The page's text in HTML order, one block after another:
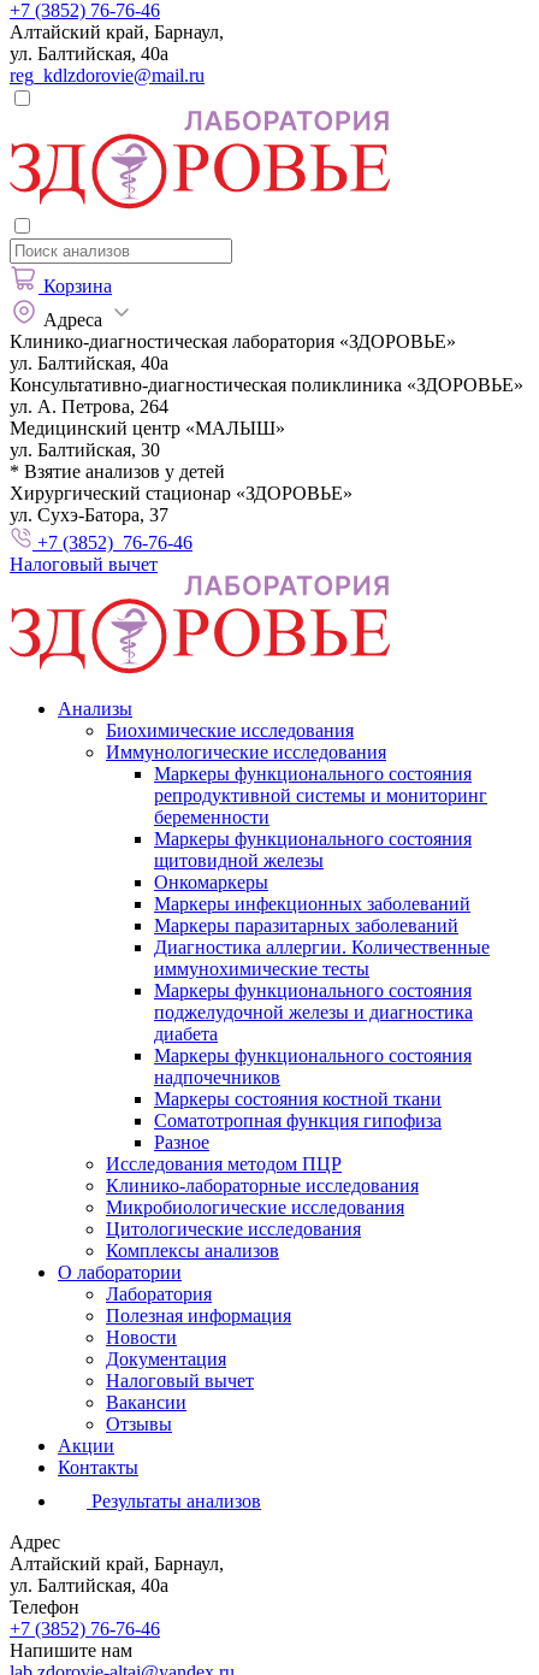
+7 (3852) 76-76-46
Алтайский край, Барнаул,
ул. Балтийская, 40а
reg_kdlzdorovie@mail.ru
Корзина
Адреса
Клинико-диагностическая лаборатория «ЗДОРОВЬЕ»
ул. Балтийская, 40а
Консультативно-диагностическая поликлиника «ЗДОРОВЬЕ»
ул. А. Петрова, 264
Медицинский центр «МАЛЫШ»
ул. Балтийская, 30
* Взятие анализов у детей
Хирургический стационар «ЗДОРОВЬЕ»
ул. Сухэ-Батора, 37
+7 (3852) 76-76-46
Налоговый вычет
Анализы
Биохимические исследования
Иммунологические исследования
Маркеры функционального состояния
репродуктивной системы и мониторинг
беременности
Маркеры функционального состояния
щитовидной железы
Онкомаркеры
Маркеры инфекционных заболеваний
Маркеры паразитарных заболеваний
Диагностика аллергии. Количественные
иммунохимические тесты
Маркеры функционального состояния
поджелудочной железы и диагностика
диабета
Маркеры функционального состояния
надпочечников
Маркеры состояния костной ткани
Соматотропная функция гипофиза
Разное
Исследования методом ПЦР
Клинико-лабораторные исследования
Микробиологические исследования
Цитологические исследования
Комплексы анализов
О лаборатории
Лаборатория
Полезная информация
Новости
Документация
Налоговый вычет
Вакансии
Отзывы
Акции
Контакты
Результаты анализов
Адрес
Алтайский край, Барнаул,
ул. Балтийская, 40а
Телефон
+7 (3852) 76-76-46
Напишите нам